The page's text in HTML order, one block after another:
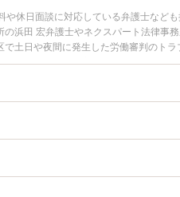
休日面談に対応している弁護士など
浜田 宏弁護士やネクスパート法律事
土日や夜間に発生した労働審判のト
相談できる福岡市博多区内の弁護士